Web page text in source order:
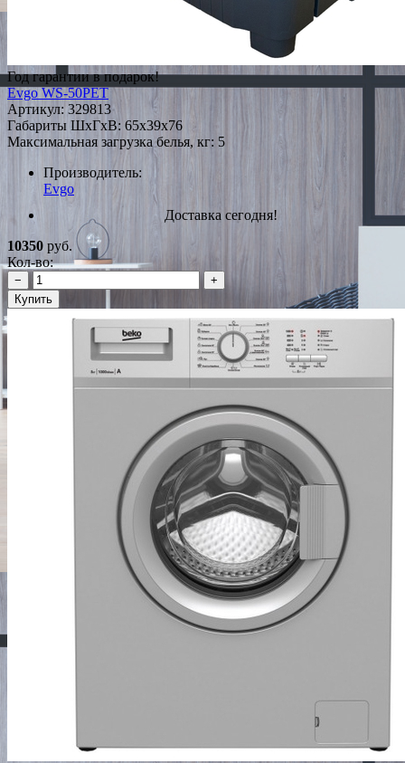
Год гарантии в подарок!
Evgo WS-50PET
Артикул: 329813
Габариты ШxГxВ: 65x39x76
Максимальная загрузка белья, кг: 5
Производитель:
Evgo
Доставка сегодня!
10350 руб.
Кол-во:
−
+
Купить